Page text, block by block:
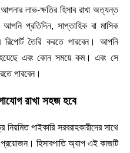
আপনার লাভ-ক্ষতির হিসাব রাখা অত্যন্ত
প্রতিদিন, সাপ্তাহিক বা মাসিক
তৈরি করতে পারবেন। আপনি
হয়েছে এবং কোন সময়ে কম। এবং সে
পারবেন।
রাখা সহজ হবে
নিয়মিত পাইকারি সরবরাহকারীদের সাথে
প্রয়োজন। হিসাবপাতি অ্যাপ এই কাজটি